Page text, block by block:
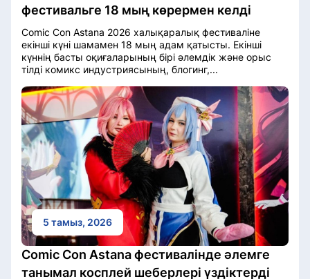
фестивальге 18 мың көрермен келді
Comic Con Astana 2026 халықаралық фестиваліне
екінші күні шамамен 18 мың адам қатысты. Екінші
күннің басты оқиғаларының бірі әлемдік және орыс
тілді комикс индустриясының, блогинг,...
5 тамыз, 2026
Comic Con Astana фестивалінде әлемге
танымал косплей шеберлері үздіктерді